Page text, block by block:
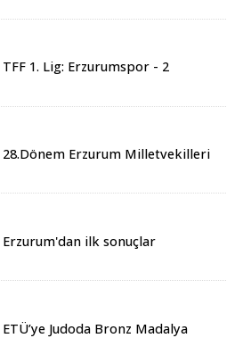
TFF 1. Lig: Erzurumspor - 2
28.Dönem Erzurum Milletvekilleri
Erzurum'dan ilk sonuçlar
ETÜ’ye Judoda Bronz Madalya